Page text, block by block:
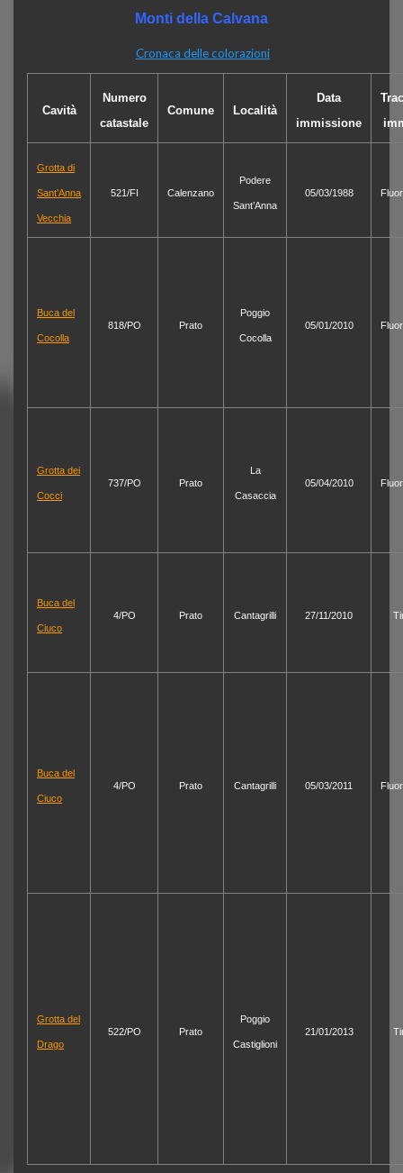
Monti della Calvana
Cronaca delle colorazioni
Cavità
Numero
catastale
Comune Località
Data
immissione
Grotta di
Sant’Anna
Vecchia
521/FI Calenzano
Podere
Sant’Anna
05/03/1988
Buca del
Cocolla
818/PO Prato
Poggio
Cocolla
05/01/2010
Grotta dei
Cocci
737/PO Prato
La
Casaccia
05/04/2010
Buca del
Ciuco
4/PO Prato Cantagrilli 27/11/2010
Buca del
Ciuco
4/PO Prato Cantagrilli 05/03/2011
Grotta del
Drago
522/PO Prato
Poggio
Castiglioni
21/01/2013